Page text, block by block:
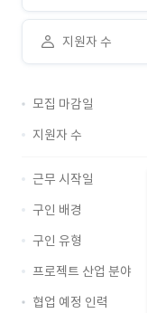
지원자 수
모집 마감일
지원자 수
근무 시작일
구인 배경
구인 유형
프로젝트 산업 분야
협업 예정 인력